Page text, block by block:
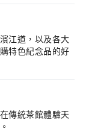
江道，以及各大
特色紀念品的好
傳統茶館體驗天